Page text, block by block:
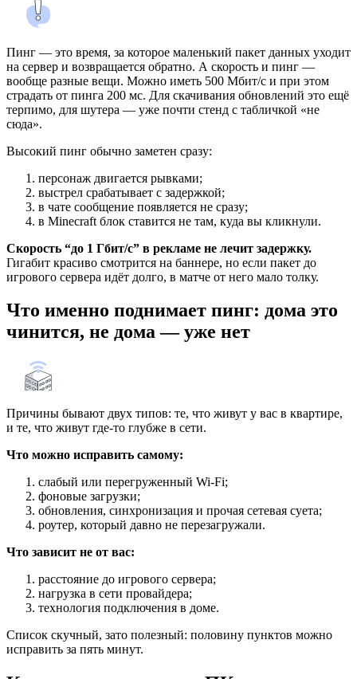
Пинг — это время, за которое маленький пакет данных уходит
на сервер и возвращается обратно. А скорость и пинг —
вообще разные вещи. Можно иметь 500 Мбит/с и при этом
страдать от пинга 200 мс. Для скачивания обновлений это ещё
терпимо, для шутера — уже почти стенд с табличкой «не
сюда».
Высокий пинг обычно заметен сразу:
персонаж двигается рывками;
выстрел срабатывает с задержкой;
в чате сообщение появляется не сразу;
в Minecraft блок ставится не там, куда вы кликнули.
Скорость “до 1 Гбит/с” в рекламе не лечит задержку.
Гигабит красиво смотрится на баннере, но если пакет до
игрового сервера идёт долго, в матче от него мало толку.
Что именно поднимает пинг: дома это
чинится, не дома — уже нет
Причины бывают двух типов: те, что живут у вас в квартире,
и те, что живут где-то глубже в сети.
Что можно исправить самому:
слабый или перегруженный Wi‑Fi;
фоновые загрузки;
обновления, синхронизация и прочая сетевая суета;
роутер, который давно не перезагружали.
Что зависит не от вас:
расстояние до игрового сервера;
нагрузка в сети провайдера;
технология подключения в доме.
Список скучный, зато полезный: половину пунктов можно
исправить за пять минут.